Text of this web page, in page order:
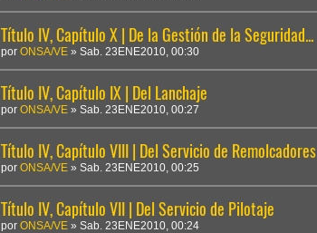
Título IV, Capítulo X | De la Gestión de la Seguridad...
por ONSA/VE » Sab. 23ENE2010, 00:30
Título IV, Capítulo IX | Del Lanchaje
por ONSA/VE » Sab. 23ENE2010, 00:27
Título IV, Capítulo VIII | Del Servicio de Remolcadores
por ONSA/VE » Sab. 23ENE2010, 00:25
Título IV, Capítulo VII | Del Servicio de Pilotaje
por ONSA/VE » Sab. 23ENE2010, 00:24